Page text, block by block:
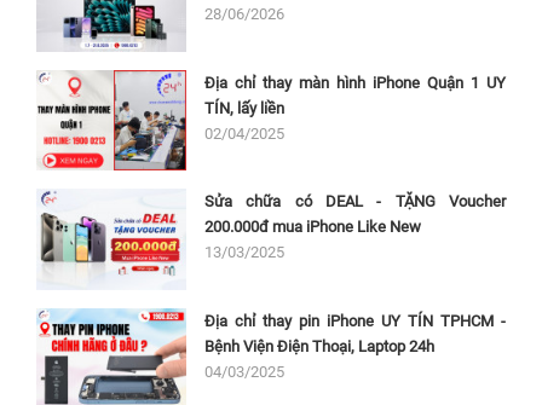
28/06/2026
Địa chỉ thay màn hình iPhone Quận 1 UY
TÍN, lấy liền
02/04/2025
Sửa chữa có DEAL - TẶNG Voucher
200.000đ mua iPhone Like New
13/03/2025
Địa chỉ thay pin iPhone UY TÍN TPHCM -
Bệnh Viện Điện Thoại, Laptop 24h
04/03/2025